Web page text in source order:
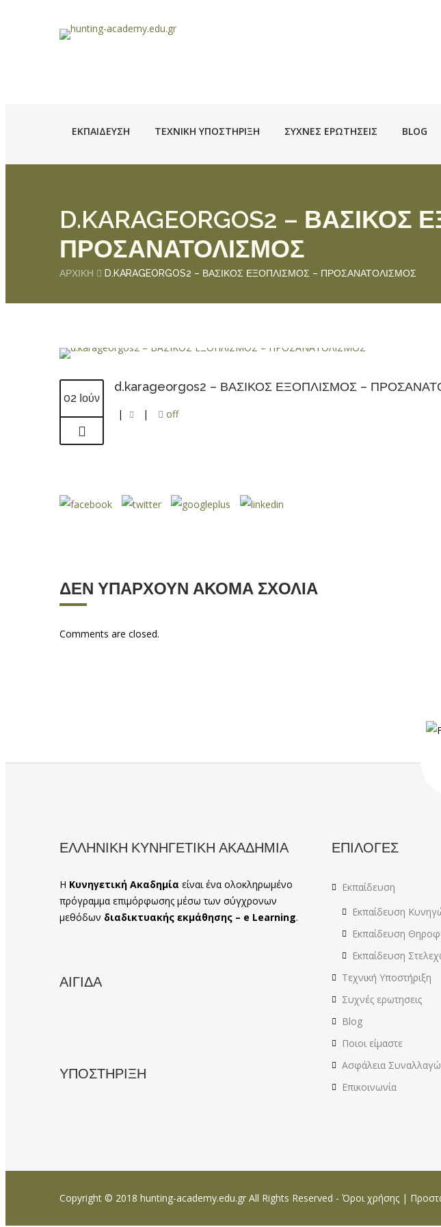
ΕΚΠΑΊΔΕΥΣΗ ΤΕΧΝΙΚΉ ΥΠΟΣΤΉΡΙΞΗ ΣΥΧΝΈΣ ΕΡΩΤΗΣΕΙΣ BLOG
D.KARAGEORGOS2 – ΒΑΣΙΚΟΣ
ΠΡΟΣΑΝΑΤΟΛΙΣΜΟΣ
ΑΡΧΙΚΉ D.KARAGEORGOS2 – ΒΑΣΙΚΟΣ ΕΞΟΠΛΙΣΜΟΣ – ΠΡΟΣΑΝΑΤΟΛΙΣΜΟΣ
02 Ιούν
d.karageorgos2 – ΒΑΣΙΚΟΣ ΕΞΟΠΛΙΣΜΟΣ –
| | off
ΔΕΝ ΥΠΆΡΧΟΥΝ ΑΚΌΜΑ ΣΧΌΛΙΑ
Comments are closed.
ΕΛΛΗΝΙΚΗ ΚΥΝΗΓΕΤΙΚΗ ΑΚΑΔΗΜΙΑ
Η Κυνηγετική Ακαδημία είναι ένα ολοκληρωμένο
πρόγραμμα επιμόρφωσης μέσω των σύγχρονων
μεθόδων διαδικτυακής εκμάθησης – e Learning.
ΑΙΓΙΔΑ
ΥΠΟΣΤΗΡΙΞΗ
ΕΠΙΛΟΓΕΣ
Εκπαίδευση
Εκπαίδευση
Εκπαίδευση
Εκπαίδευση
Τεχνική Υποστήριξη
Συχνές ερωτησεις
Blog
Ποιοι είμαστε
Ασφάλεια
Επικοινωνία
Copyright © 2018 hunting-academy.edu.gr All Rights Reserved - Όροι χρήσης |